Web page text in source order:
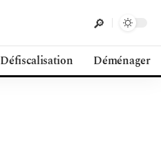
Défiscalisation Déménager